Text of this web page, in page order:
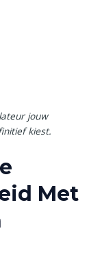
jouw
kiest.
Met